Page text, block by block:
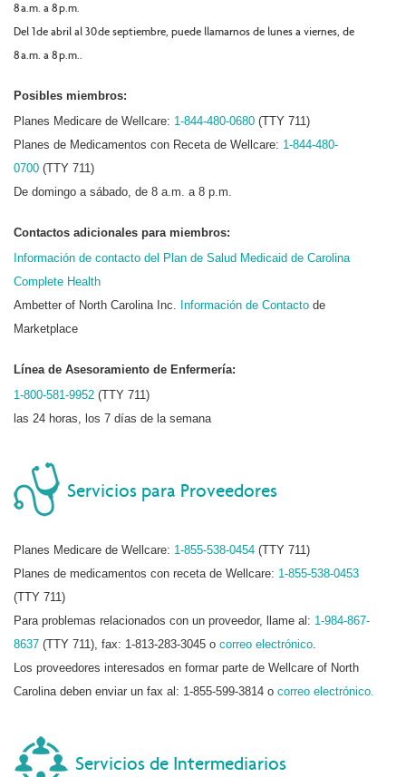
8 a.m. a 8 p.m.
Del 1 de abril al 30 de septiembre, puede llamarnos de lunes a viernes, de
8 a.m. a 8 p.m..
Posibles miembros:
Planes Medicare de Wellcare: 1-844-480-0680 (TTY 711)
Planes de Medicamentos con Receta de Wellcare: 1-844-480-
0700 (TTY 711)
De domingo a sábado, de 8 a.m. a 8 p.m.
Contactos adicionales para miembros:
Información de contacto del Plan de Salud Medicaid de Carolina
Complete Health
Ambetter of North Carolina Inc. Información de Contacto de
Marketplace
Línea de Asesoramiento de Enfermería:
1-800-581-9952 (TTY 711)
las 24 horas, los 7 días de la semana
Servicios para Proveedores
Planes Medicare de Wellcare: 1-855-538-0454 (TTY 711)
Planes de medicamentos con receta de Wellcare: 1-855-538-0453
(TTY 711)
Para problemas relacionados con un proveedor, llame al: 1-984-867-
8637 (TTY 711), fax: 1-813-283-3045 o correo electrónico.
Los proveedores interesados en formar parte de Wellcare of North
Carolina deben enviar un fax al: 1-855-599-3814 o correo electrónico.
Servicios de Intermediarios